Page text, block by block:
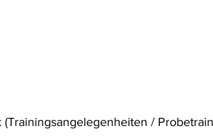
(Trainingsangelegenheiten /